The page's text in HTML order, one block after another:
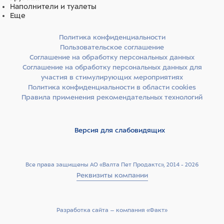
Ингредиенты
крахмал, дегидратированный утиный белок (10%),
дегидратированный белок индейки (10%), куриный
жир, рыбий жир (лососевый), киноа (4%),
гидролизованный рыбий белок (треска, пикша),
гидролизованные белки птицы (курица, индейка),
куриные потроха (печень, сердце, почки), сухое яйцо
(куриное), льняное семя, сухая свекольная пульпа,
спаржа, инулин цикория (0,4%), дрожжевой экстракт
монокальцийфосфат, хлорид калия, хлорид натрия,
сухие пивные дрожжи, алоэ вера, розмарин, куркума,
Наполнители и туалеты
Еще
Все права защищены АО «Валта Пет Продактс», 2014 - 2026
Реквизиты компании
Политика конфиденциальности
Пользовательское соглашение
Соглашение на обработку персональных данных
Соглашение на обработку персональных данных для
участия в стимулирующих мероприятиях
Политика конфиденциальности в области cookies
Правила применения рекомендательных технологий
Версия для слабовидящих
Разработка сайта –­ компания «Факт»